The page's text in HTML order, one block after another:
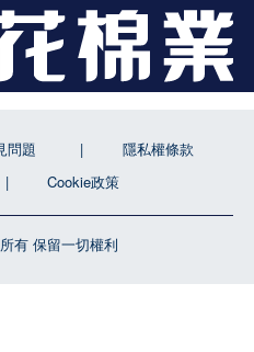
有 保留一切權利
問題
隱私權條款
Cookie政策